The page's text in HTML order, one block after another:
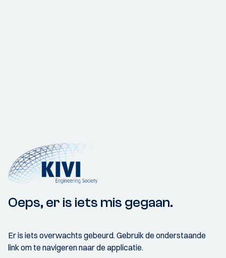
Oeps, er is iets mis gegaan.
Er is iets overwachts gebeurd. Gebruik de onderstaande
link om te navigeren naar de applicatie.